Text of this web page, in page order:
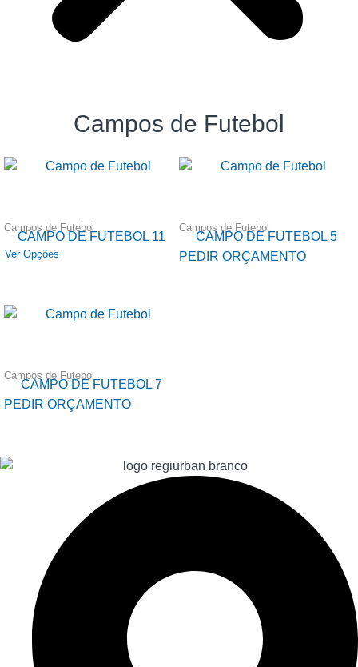
Campos de Futebol
Campos de Futebol
CAMPO DE FUTEBOL 11
Ver Opções
Campos de Futebol
CAMPO DE FUTEBOL 5
PEDIR ORÇAMENTO
Campos de Futebol
CAMPO DE FUTEBOL 7
PEDIR ORÇAMENTO